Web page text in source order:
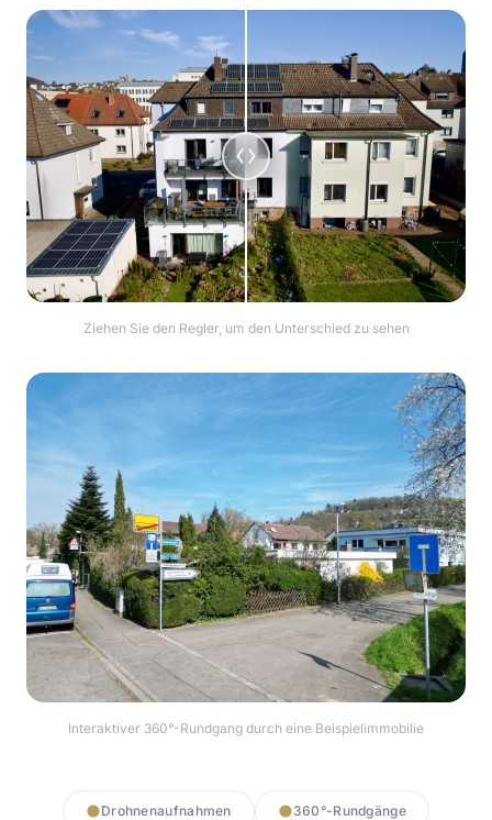
Ziehen Sie den Regler, um den Unterschied zu sehen
Interaktiver 360°-Rundgang durch eine Beispielimmobilie
Drohnenaufnahmen 360°-Rundgänge